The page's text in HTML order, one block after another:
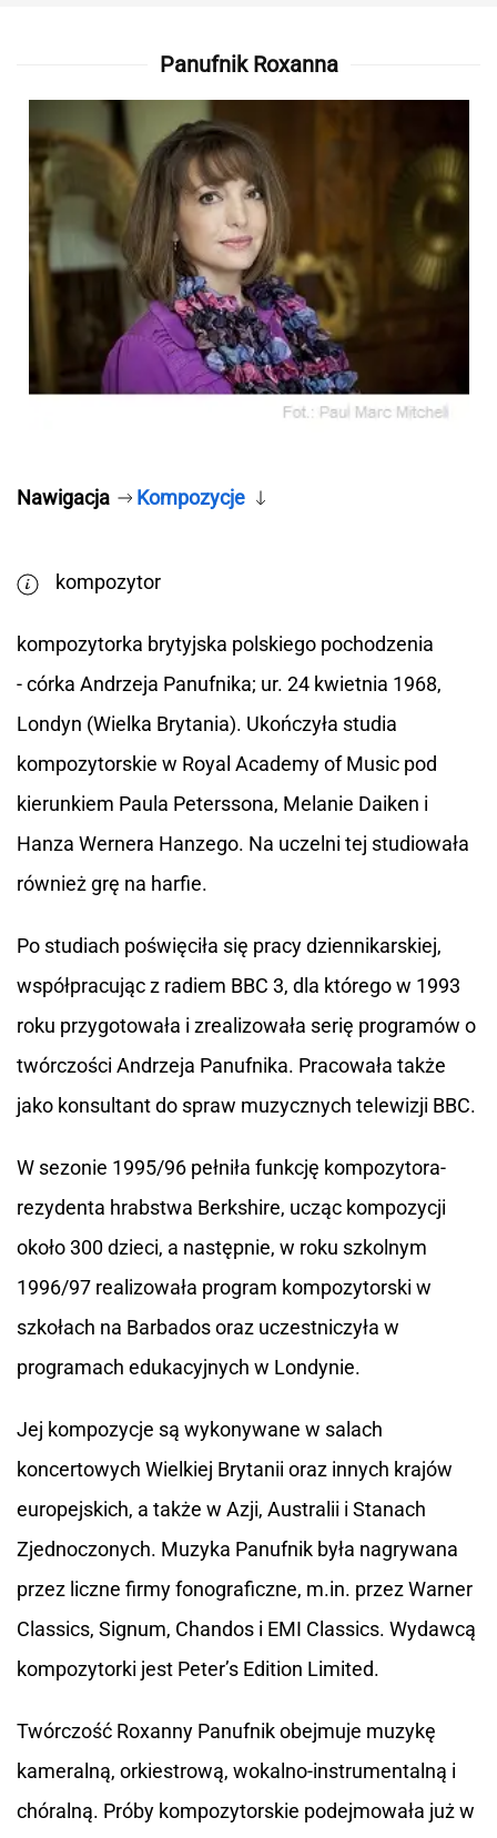
Panufnik Roxanna
Nawigacja Kompozycje
kompozytor
kompozytorka brytyjska polskiego pochodzenia
- córka Andrzeja Panufnika; ur. 24 kwietnia 1968,
Londyn (Wielka Brytania). Ukończyła studia
kompozytorskie w Royal Academy of Music pod
kierunkiem Paula Peterssona, Melanie Daiken i
Hanza Wernera Hanzego. Na uczelni tej studiowała
również grę na harfie.
Po studiach poświęciła się pracy dziennikarskiej,
współpracując z radiem BBC 3, dla którego w 1993
roku przygotowała i zrealizowała serię programów o
twórczości Andrzeja Panufnika. Pracowała także
jako konsultant do spraw muzycznych telewizji BBC.
W sezonie 1995/96 pełniła funkcję kompozytora-
rezydenta hrabstwa Berkshire, ucząc kompozycji
około 300 dzieci, a następnie, w roku szkolnym
1996/97 realizowała program kompozytorski w
szkołach na Barbados oraz uczestniczyła w
programach edukacyjnych w Londynie.
Jej kompozycje są wykonywane w salach
koncertowych Wielkiej Brytanii oraz innych krajów
europejskich, a także w Azji, Australii i Stanach
Zjednoczonych. Muzyka Panufnik była nagrywana
przez liczne firmy fonograficzne, m.in. przez Warner
Classics, Signum, Chandos i EMI Classics. Wydawcą
kompozytorki jest Peter’s Edition Limited.
Twórczość Roxanny Panufnik obejmuje muzykę
kameralną, orkiestrową, wokalno-instrumentalną i
chóralną. Próby kompozytorskie podejmowała już w